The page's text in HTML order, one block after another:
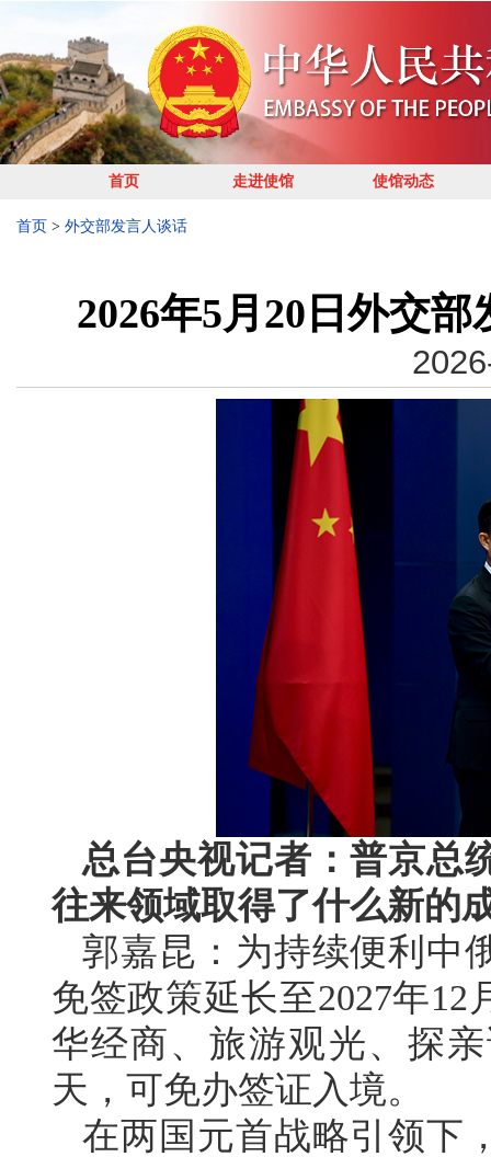
首页 走进使馆 使馆动态
首页 > 外交部发言人谈话
2026年5月20日外交
总台央视记者：普京总
往来领域取得了什么新的
郭嘉昆：为持续便利中
免签政策延长至2027年
华经商、旅游观光、探
天，可免办签证入境。
在两国元首战略引领下